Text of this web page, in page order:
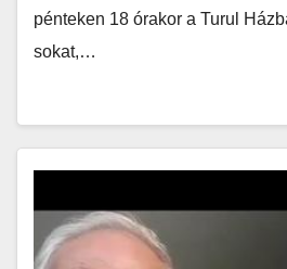
pénteken 18 órakor a Turul
sokat,…